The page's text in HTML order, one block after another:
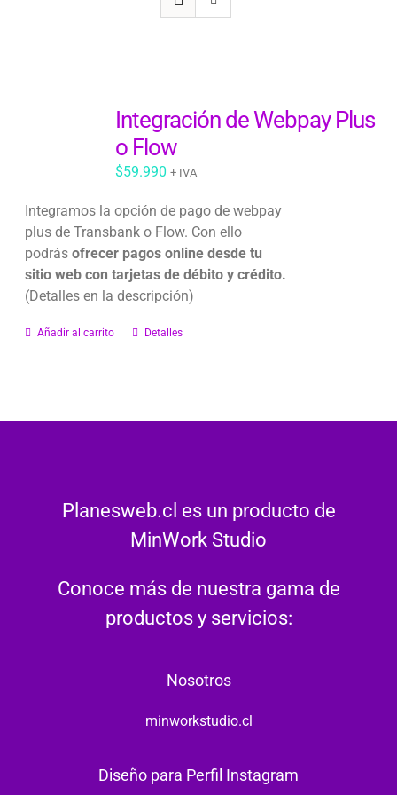
Integración de Webpay Plus
o Flow
$59.990 + IVA
Integramos la opción de pago de webpay
plus de Transbank o Flow. Con ello
podrásofrecer pagos online desde tu
sitio web con tarjetas de débito y crédito.
(Detalles en la descripción)
Añadir al carrito Detalles
Planesweb.cl es un producto de
MinWork Studio
Conoce más de nuestra gama de
productos y servicios:
Nosotros
minworkstudio.cl
Diseño para Perfil Instagram